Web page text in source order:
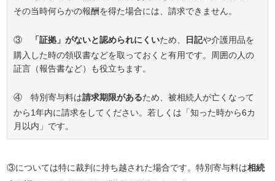
その当時何らかの報酬を得た場合には、請求できません。
③ 「証拠」がないと認められにくいため、 日記や介護用品を
購入した時の領収書などを取っておくと有用です。周囲の人の
証言（報告書など）も役立ちます。
④ 特別寄与料は請求期限があるため、被相続人が亡くなって
から1年内に請求をしてください。若しくは「知った時から6カ
月以内」です。
③については特に裁判に持ち越された場合です。特別寄与料は相続